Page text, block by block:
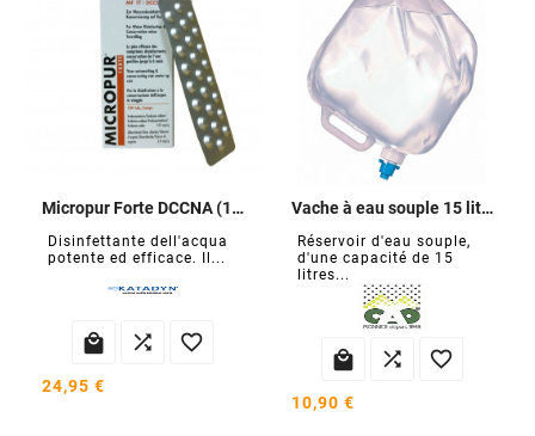
Micropur Forte DCCNA (100 compresse)
Disinfettante dell'acqua
potente ed efficace. Il...
  
24,95 €
Vache à eau souple 15 litres
Réservoir d'eau souple,
d'une capacité de 15
litres...
  
10,90 €